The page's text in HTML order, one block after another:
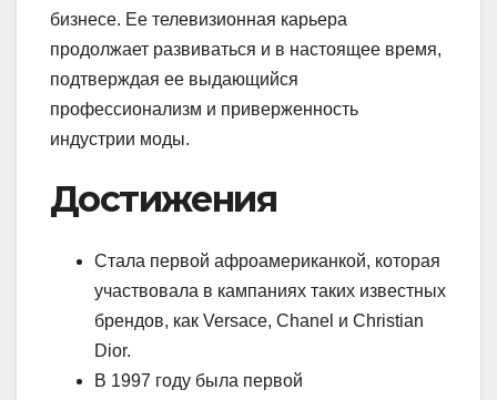
бизнесе. Ее телевизионная карьера
продолжает развиваться и в настоящее время,
подтверждая ее выдающийся
профессионализм и приверженность
индустрии моды.
Достижения
Стала первой афроамериканкой, которая
участвовала в кампаниях таких известных
брендов, как Versace, Chanel и Christian
Dior.
В 1997 году была первой